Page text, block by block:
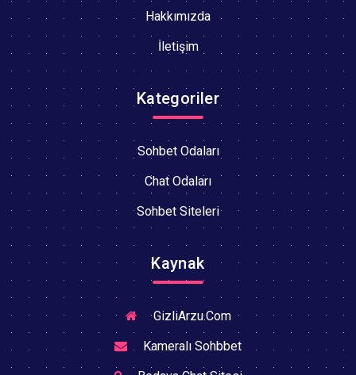
Hakkımızda
İletişim
Kategoriler
Sohbet Odaları
Chat Odaları
Sohbet Siteleri
Kaynak
GizliArzu.Com
Kameralı Sohbbet